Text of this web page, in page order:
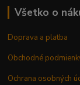
Všetko o
Doprava a platba
Obchodné
Ochrana osobných